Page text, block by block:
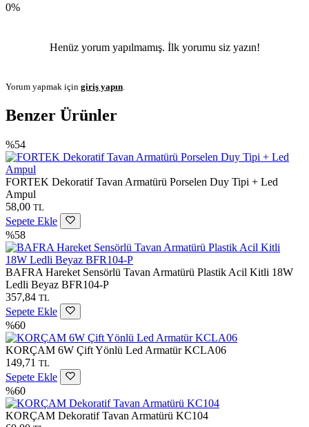
0%
Henüz yorum yapılmamış. İlk yorumu siz yazın!
Yorum yapmak için giriş yapın
Benzer Ürünler
%54
FORTEK Dekoratif Tavan Armatürü Porselen Duy Tipi + Led
Ampul
58,00 TL
Sepete Ekle
%58
BAFRA Hareket Sensörlü Tavan Armatürü Plastik Acil Kitli 18W
Ledli Beyaz BFR104-P
357,84 TL
Sepete Ekle
%60
KORÇAM 6W Çift Yönlü Led Armatür KCLA06
149,71 TL
Sepete Ekle
%60
KORÇAM Dekoratif Tavan Armatürü KC104